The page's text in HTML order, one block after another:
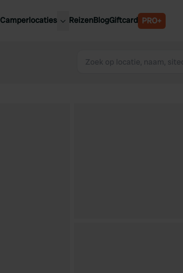
Camperlocaties
Luxemburg
ReizenBlogGiftcard PRO+